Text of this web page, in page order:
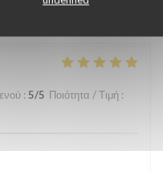
ses lutins sont au top..
: 5/5 Ποιότητα / Τιμή :